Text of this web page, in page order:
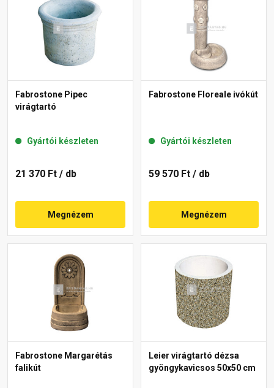
Fabrostone Pipec
virágtartó
Gyártói készleten
21 370 Ft / db
Megnézem
Fabrostone Floreale ivókút
Gyártói készleten
59 570 Ft / db
Megnézem
Fabrostone Margarétás
falikút
Leier virágtartó dézsa
gyöngykavicsos 50x50 cm